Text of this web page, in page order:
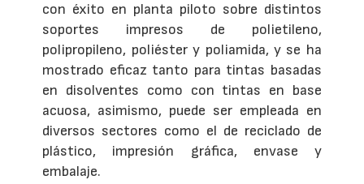
con éxito en planta piloto sobre distintos
soportes impresos de polietileno,
polipropileno, poliéster y poliamida, y se ha
mostrado eficaz tanto para tintas basadas
en disolventes como con tintas en base
acuosa, asimismo, puede ser empleada en
diversos sectores como el de reciclado de
plástico, impresión gráfica, envase y
embalaje.